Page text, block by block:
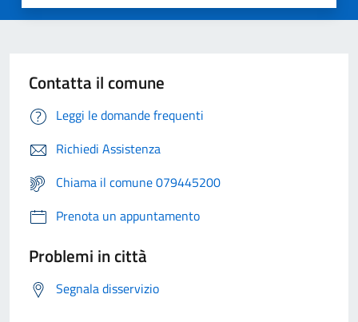
Contatta il comune
Leggi le domande frequenti
Richiedi Assistenza
Chiama il comune 079445200
Prenota un appuntamento
Problemi in città
Segnala disservizio